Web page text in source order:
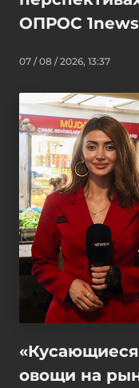
ОПРОС
07 / 08 / 2026, 13:37
овощи на